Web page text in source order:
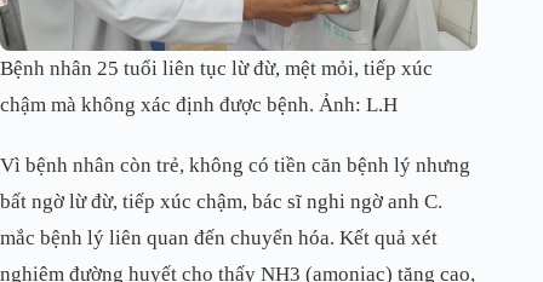
Bệnh nhân 25 tuổi liên tục lừ đừ, mệt mỏi, tiếp xúc
chậm mà không xác định được bệnh. Ảnh: L.H
Vì bệnh nhân còn trẻ, không có tiền căn bệnh lý nhưng
bất ngờ lừ đừ, tiếp xúc chậm, bác sĩ nghi ngờ anh C.
mắc bệnh lý liên quan đến chuyển hóa. Kết quả xét
nghiệm đường huyết cho thấy NH3 (amoniac) tăng cao,